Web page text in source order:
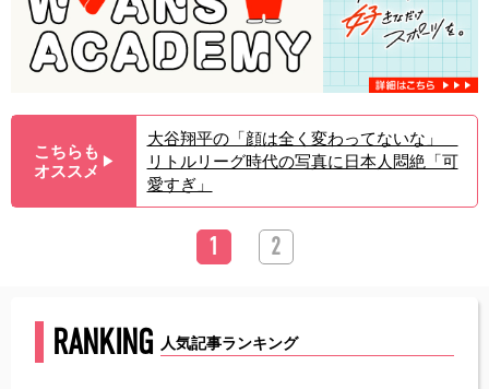
こちらも
オススメ ▶︎
大谷翔平の「顔は全く変わってないな」
リトルリーグ時代の写真に日本人悶絶「可
愛すぎ」
1 2
RANKING 人気記事ランキング